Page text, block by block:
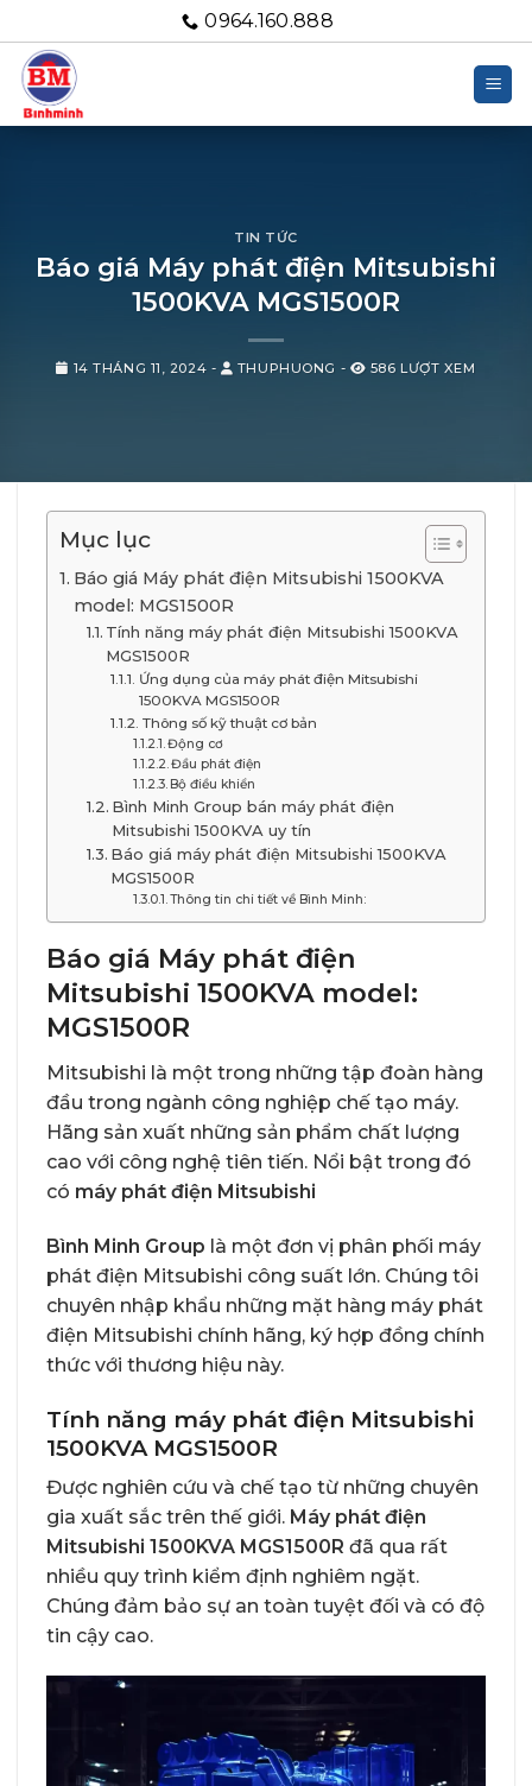
qua
nội
dung
0964.160.888
TIN TỨC
Báo giá Máy phát điện Mitsubishi
1500KVA MGS1500R
14 THÁNG 11, 2024 - THUPHUONG - 586 LƯỢT XEM
Mục lục
Báo giá Máy phát điện Mitsubishi 1500KVA
model: MGS1500R
Tính năng máy phát điện Mitsubishi 1500KVA
MGS1500R
Ứng dụng của máy phát điện Mitsubishi
1500KVA MGS1500R
Thông số kỹ thuật cơ bản
Động cơ
Đầu phát điện
Bộ điều khiển
Bình Minh Group bán máy phát điện
Mitsubishi 1500KVA uy tín
Báo giá máy phát điện Mitsubishi 1500KVA
MGS1500R
Thông tin chi tiết về Bình Minh:
Báo giá Máy phát điện
Mitsubishi 1500KVA model:
MGS1500R
Mitsubishi là một trong những tập đoàn hàng
đầu trong ngành công nghiệp chế tạo máy.
Hãng sản xuất những sản phẩm chất lượng
cao với công nghệ tiên tiến. Nổi bật trong đó
có máy phát điện Mitsubishi
Bình Minh Group là một đơn vị phân phối máy
phát điện Mitsubishi công suất lớn. Chúng tôi
chuyên nhập khẩu những mặt hàng máy phát
điện Mitsubishi chính hãng, ký hợp đồng chính
thức với thương hiệu này.
Tính năng máy phát điện Mitsubishi
1500KVA MGS1500R
Được nghiên cứu và chế tạo từ những chuyên
gia xuất sắc trên thế giới. Máy phát điện
Mitsubishi 1500KVA MGS1500R đã qua rất
nhiều quy trình kiểm định nghiêm ngặt.
Chúng đảm bảo sự an toàn tuyệt đối và có độ
tin cậy cao.